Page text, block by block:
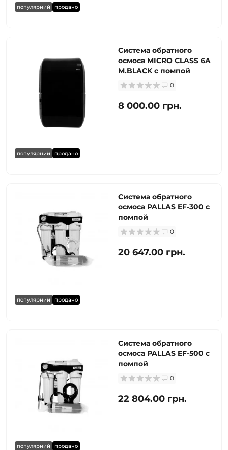
популярний продано
популярний продано
Система обратного
осмоса MICRO CLASS 6A
M.BLACK с помпой
0
8 000.00 грн.
популярний продано
Система обратного
осмоса PALLAS EF-300 с
помпой
0
20 647.00 грн.
популярний продано
Система обратного
осмоса PALLAS EF-500 с
помпой
0
22 804.00 грн.